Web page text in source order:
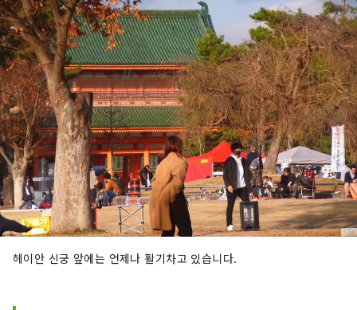
헤이안 신궁 앞에는 언제나 활기차고 있습니다.